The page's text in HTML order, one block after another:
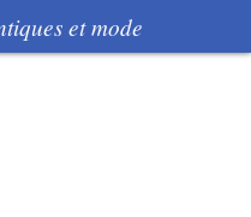
et mode